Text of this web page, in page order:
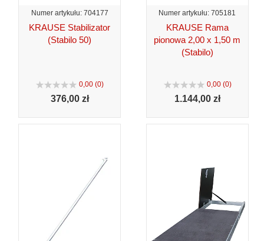
Numer artykułu: 704177
KRAUSE Stabilizator
(Stabilo 50)
0,00 (0)
376,00 zł
Numer artykułu: 705181
KRAUSE Rama
pionowa 2,00 x 1,50 m
(Stabilo)
0,00 (0)
1.144,00 zł